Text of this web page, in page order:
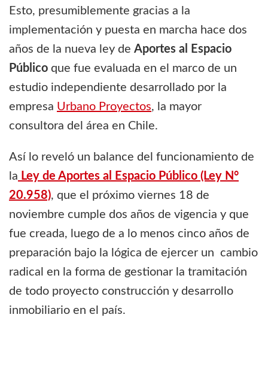
Esto, presumiblemente gracias a la
implementación y puesta en marcha hace dos
años de la nueva ley de Aportes al Espacio
Público que fue evaluada en el marco de un
estudio independiente desarrollado por la
empresa Urbano Proyectos, la mayor
consultora del área en Chile.
Así lo reveló un balance del funcionamiento de
la Ley de Aportes al Espacio Público (Ley N°
20.958), que el próximo viernes 18 de
noviembre cumple dos años de vigencia y que
fue creada, luego de a lo menos cinco años de
preparación bajo la lógica de ejercer un cambio
radical en la forma de gestionar la tramitación
de todo proyecto construcción y desarrollo
inmobiliario en el país.